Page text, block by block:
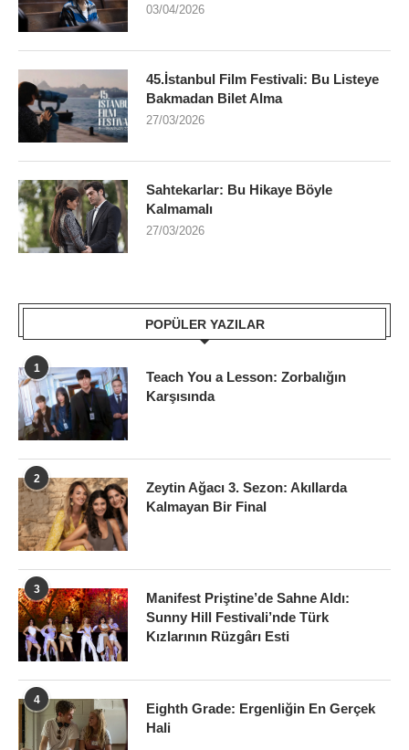
03/04/2026
45.İstanbul Film Festivali: Bu Listeye
Bakmadan Bilet Alma
27/03/2026
Sahtekarlar: Bu Hikaye Böyle
Kalmamalı
27/03/2026
POPÜLER YAZILAR
1
Teach You a Lesson: Zorbalığın
Karşısında
2
Zeytin Ağacı 3. Sezon: Akıllarda
Kalmayan Bir Final
3
Manifest Priştine’de Sahne Aldı:
Sunny Hill Festivali’nde Türk
Kızlarının Rüzgârı Esti
4
Eighth Grade: Ergenliğin En Gerçek
Hali